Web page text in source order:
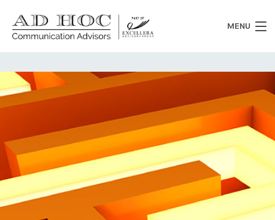
MENU
Chi siamo
Cosa facciamo
News
Clienti